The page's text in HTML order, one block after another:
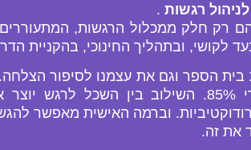
לניהול רגשות .
רק חלק ממכלול הרגשות,
לקושי, ובתהליך החינוכי, בהקניית
בית הספר וגם את עצמנו לסיפור
האינטליגנציה הרגשית להצלחתם בתפקיד מגיעה עד לכדי
וברמה האישית מאפשר
את זה.